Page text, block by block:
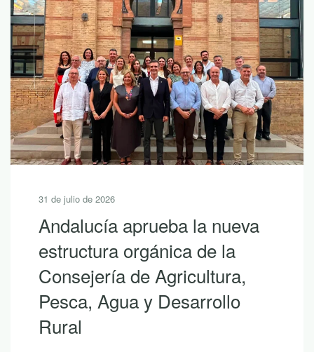
31 de julio de 2026
Andalucía aprueba la nueva
estructura orgánica de la
Consejería de Agricultura,
Pesca, Agua y Desarrollo
Rural